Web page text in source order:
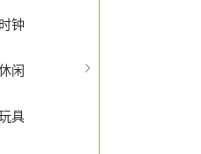
钟
闲
具